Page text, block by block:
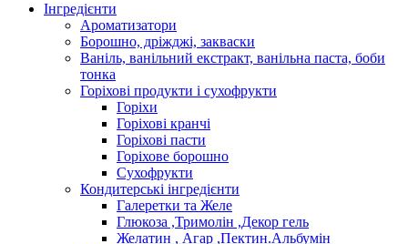
Інгредієнти
Ароматизатори
Борошно, дріжджі, закваски
Ваніль, ванільний екстракт, ванільна паста, боби
тонка
Горіхові продукти і сухофрукти
Горіхи
Горіхові кранчі
Горіхові пасти
Горіхове борошно
Сухофрукти
Кондитерські інгредієнти
Галеретки та Желе
Глюкоза ,Тримолін ,Декор гель
Желатин , Агар ,Пектин.Альбумін